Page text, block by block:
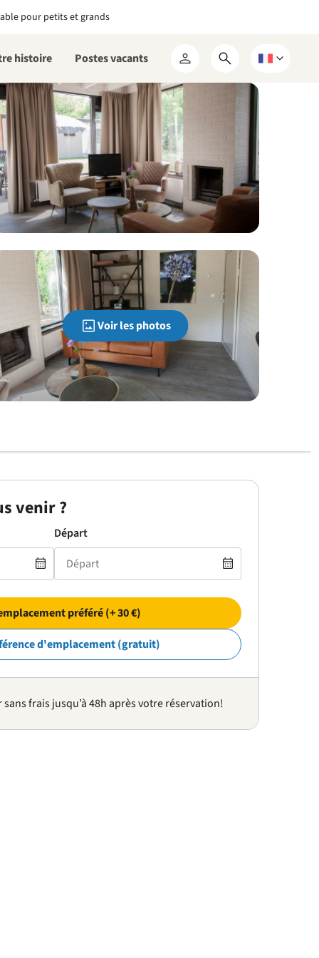
pour petits et grands
histoire Postes vacants
Mon
RCN
Ouvrir
le
formulaire
recherche
Choisissez
langue
Voir les photos
venir ?
Départ
préféré (+ 30 €)
d'emplacement (gratuit)
frais jusqu’à 48h après votre réservation!